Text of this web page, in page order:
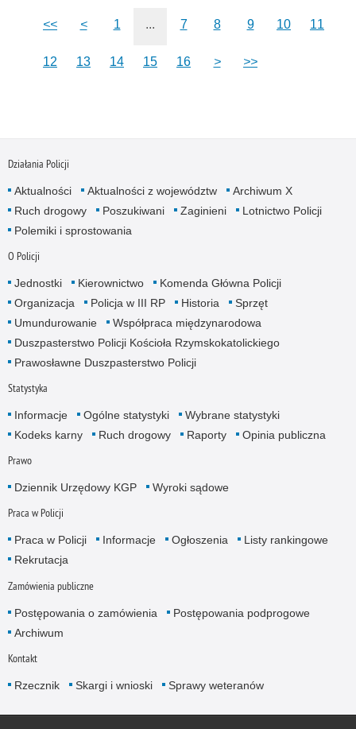
<< < 1 ... 7 8 9 10 11
12 13 14 15 16 > >>
Działania Policji
Aktualności Aktualności z województw
Archiwum X
Ruch drogowy
Poszukiwani Zaginieni
Lotnictwo Policji
Polemiki i sprostowania
O Policji
Jednostki Kierownictwo
Komenda Główna Policji
Organizacja
Policja w III RP Historia
Sprzęt
Umundurowanie
Współpraca międzynarodowa
Duszpasterstwo Policji Kościoła Rzymskokatolickiego
Prawosławne Duszpasterstwo Policji
Statystyka
Informacje Ogólne statystyki
Wybrane statystyki
Kodeks karny
Ruch drogowy Raporty Opinia publiczna
Prawo
Dziennik Urzędowy KGP Wyroki sądowe
Praca w Policji
Praca w Policji Informacje Ogłoszenia
Listy rankingowe
Rekrutacja
Zamówienia publiczne
Postępowania o zamówienia
Postępowania podprogowe
Archiwum
Kontakt
Rzecznik Skargi i wnioski Sprawy weteranów